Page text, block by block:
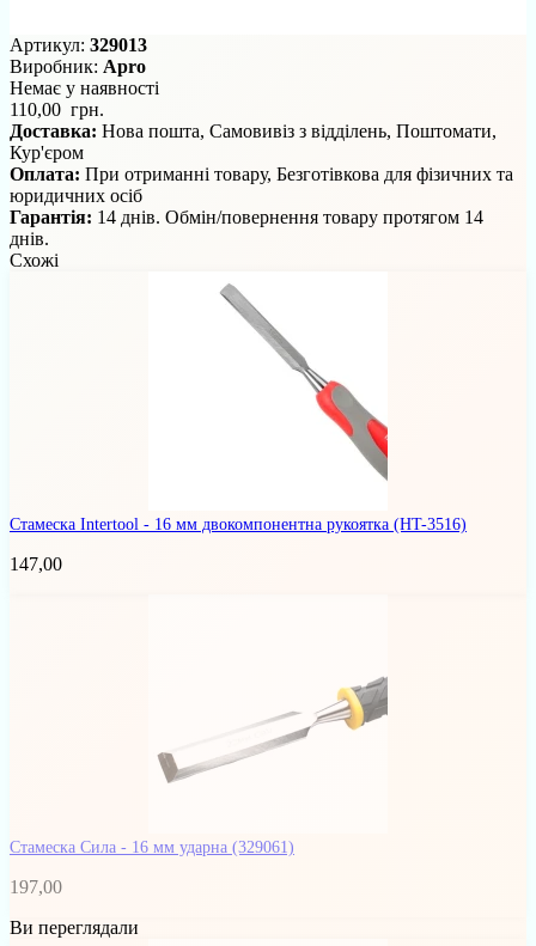
Артикул: 329013
Виробник: Apro
Немає у наявності
110,00 грн.
Доставка: Нова пошта, Самовивіз з відділень, Поштомати,
Кур'єром
Оплата: При отриманні товару, Безготівкова для фізичних та
юридичних осіб
Гарантія: 14 днів. Обмін/повернення товару протягом 14
днів.
Схожі
Стамеска Intertool - 16 мм двокомпонентна рукоятка (HT-3516)
147,00
Стамеска Сила - 16 мм ударна (329061)
197,00
Ви переглядали